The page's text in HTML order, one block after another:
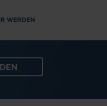
WERDEN